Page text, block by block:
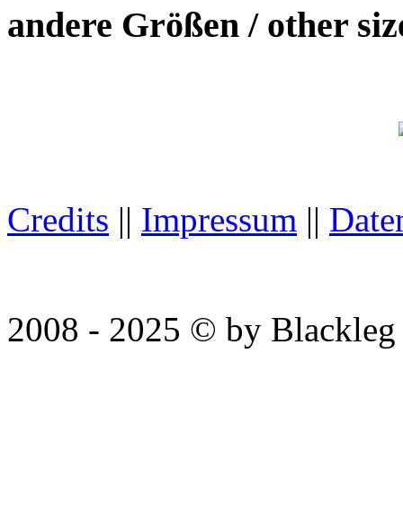
andere Größen / other
Credits || Impressum ||
2008 - 2025 © by Blackleg